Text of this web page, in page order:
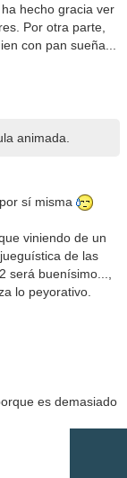
hecho gracia ver
Por otra parte,
con pan sueña...
animada.
sí misma
viniendo de un
de las
será buenísimo...,
lo peyorativo.
es demasiado